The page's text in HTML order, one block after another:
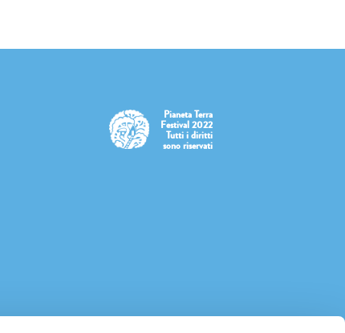
Pianeta Terra
Festival 2022
Tutti i diritti
sono riservati